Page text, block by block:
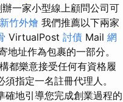
辦一家小型線上顧問公司可
新竹外燴 我們推薦以下兩家
VirtualPost 討債 Mail 網
地址作為包裹的一部分。
都樂意接受任何有資格履
指定一名註冊代理人。
確地引導您完成創業過程的